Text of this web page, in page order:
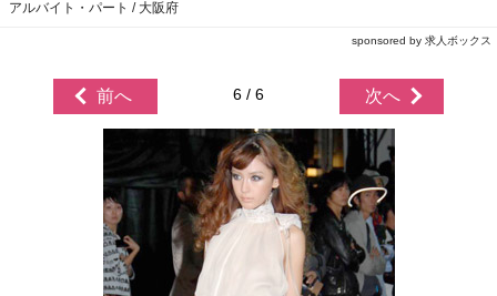
アルバイト・パート / 大阪府
sponsored by 求人ボックス
前へ 6 / 6 次へ